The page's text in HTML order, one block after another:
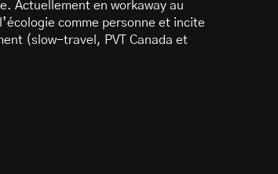
Actuellement en workaway au
comme personne et incite
(slow-travel, PVT Canada et